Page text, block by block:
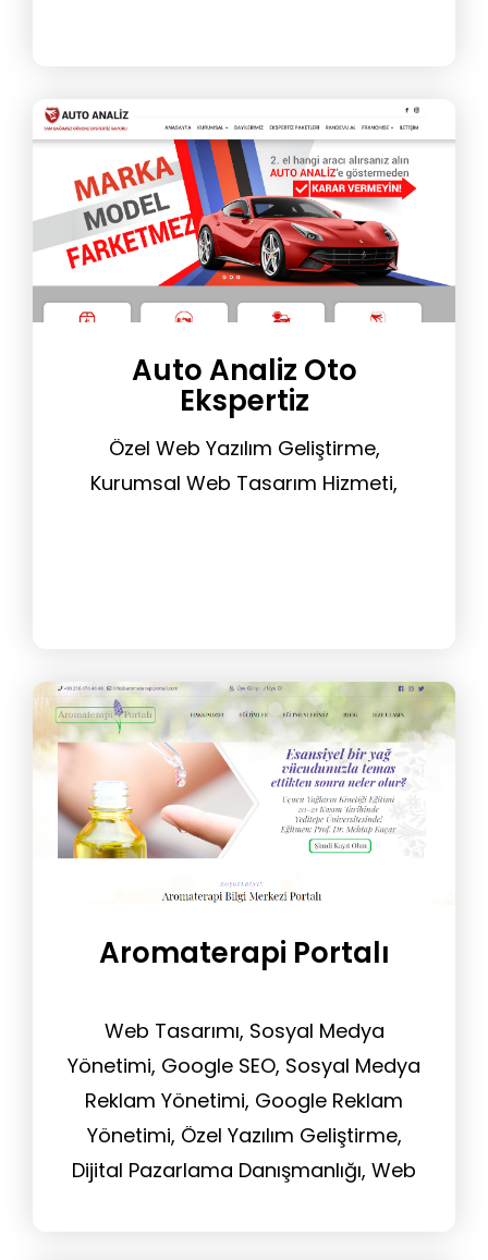
Auto Analiz Oto
Ekspertiz
Özel Web Yazılım Geliştirme,
Kurumsal Web Tasarım Hizmeti,
Aromaterapi Portalı
Web Tasarımı, Sosyal Medya
Yönetimi, Google SEO, Sosyal Medya
Reklam Yönetimi, Google Reklam
Yönetimi, Özel Yazılım Geliştirme,
Dijital Pazarlama Danışmanlığı, Web